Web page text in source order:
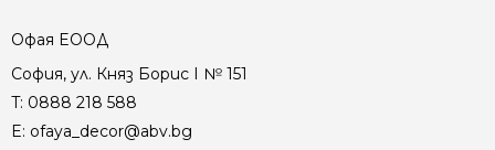
Офая EООД
София, ул. Княз Борис I № 151
T: 0888 218 588
E: ofaya_decor@abv.bg